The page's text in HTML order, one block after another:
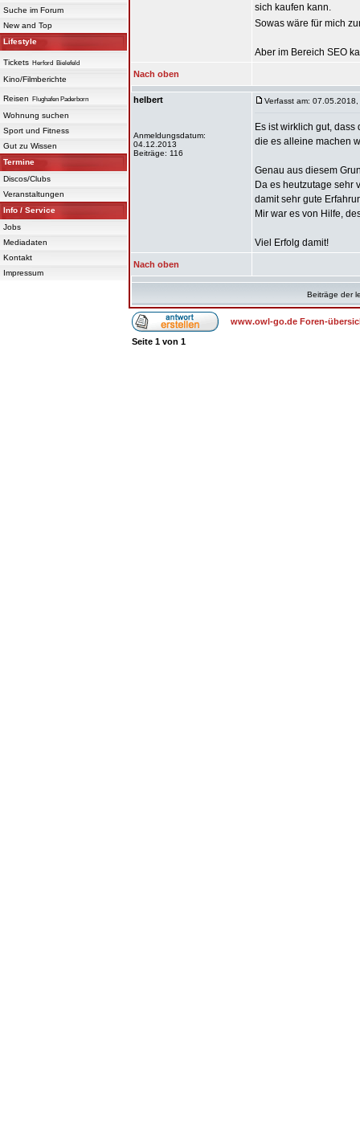
Suche im Forum
New and Top
Lifestyle
Tickets Herford Bielefeld
Kino/Filmberichte
Reisen Flughafen Paderborn
Wohnung suchen
Sport und Fitness
Gut zu Wissen
Termine
Discos/Clubs
Veranstaltungen
Info / Service
Jobs
Mediadaten
Kontakt
Impressum
sich kaufen kann.
Sowas wäre für mich
Aber im Bereich SEO
Nach oben
helbert
Anmeldungsdatum:
04.12.2013
Beiträge: 116
Verfasst am: 07.05.2018,
Es ist wirklich gut,
die es alleine machen
Genau aus diesem
Da es heutzutage sehr
damit sehr gute
Mir war es von Hilfe,
Viel Erfolg damit!
Nach oben
Beiträge der
www.owl-go.de Foren-
Seite 1 von 1